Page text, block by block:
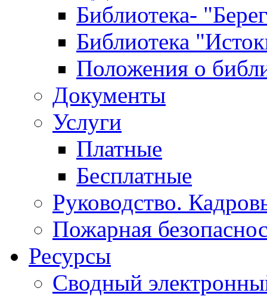
Библиотека-
Библиотека
Положения о
Документы
Услуги
Платные
Бесплатные
Руководство.
Пожарная
Ресурсы
Сводный